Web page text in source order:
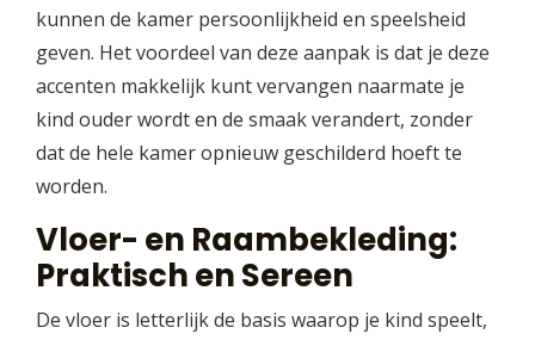
kunnen de kamer persoonlijkheid en speelsheid
geven. Het voordeel van deze aanpak is dat je deze
accenten makkelijk kunt vervangen naarmate je
kind ouder wordt en de smaak verandert, zonder
dat de hele kamer opnieuw geschilderd hoeft te
worden.
Vloer- en Raambekleding:
Praktisch en Sereen
De vloer is letterlijk de basis waarop je kind speelt,